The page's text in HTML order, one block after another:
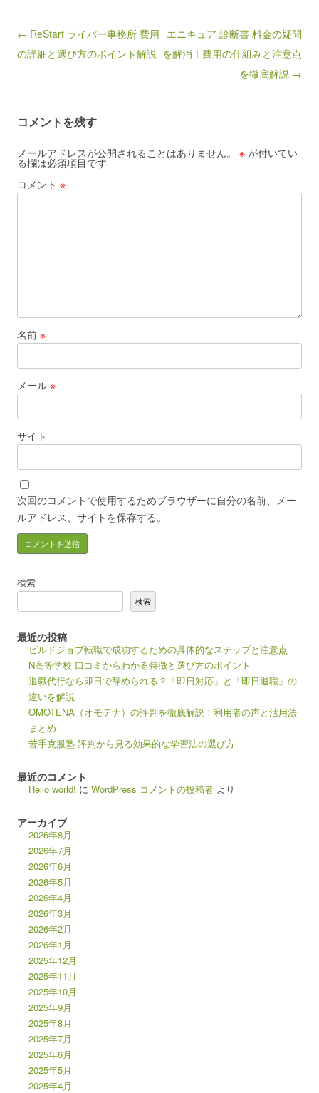
Post navigation
← ReStart ライバー事務所 費用
の詳細と選び方のポイント解説
エニキュア 診断書 料金の疑問
を解消！費用の仕組みと注意点
を徹底解説 →
コメントを残す
メールアドレスが公開されることはありません。 ※ が付いてい
る欄は必須項目です
コメント ※
名前 ※
メール ※
サイト
次回のコメントで使用するためブラウザーに自分の名前、メー
ルアドレス、サイトを保存する。
検索
検索
最近の投稿
ビルドジョブ転職で成功するための具体的なステップと注意点
N高等学校 口コミからわかる特徴と選び方のポイント
退職代行なら即日で辞められる？「即日対応」と「即日退職」の
違いを解説
OMOTENA（オモテナ）の評判を徹底解説！利用者の声と活用法
まとめ
苦手克服塾 評判から見る効果的な学習法の選び方
最近のコメント
Hello world! に WordPress コメントの投稿者 より
アーカイブ
2026年8月
2026年7月
2026年6月
2026年5月
2026年4月
2026年3月
2026年2月
2026年1月
2025年12月
2025年11月
2025年10月
2025年9月
2025年8月
2025年7月
2025年6月
2025年5月
2025年4月